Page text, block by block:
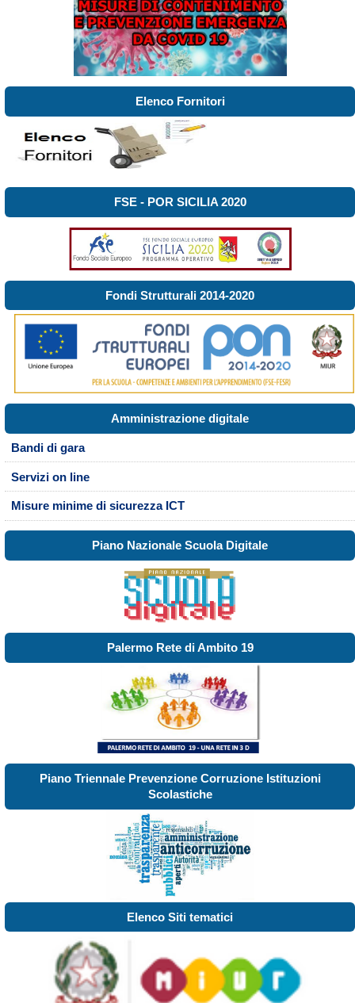
Elenco Fornitori
FSE - POR SICILIA 2020
Fondi Strutturali 2014-2020
Amministrazione digitale
Bandi di gara
Servizi on line
Misure minime di sicurezza ICT
Piano Nazionale Scuola Digitale
Palermo Rete di Ambito 19
Piano Triennale Prevenzione Corruzione Istituzioni
Scolastiche
Elenco Siti tematici